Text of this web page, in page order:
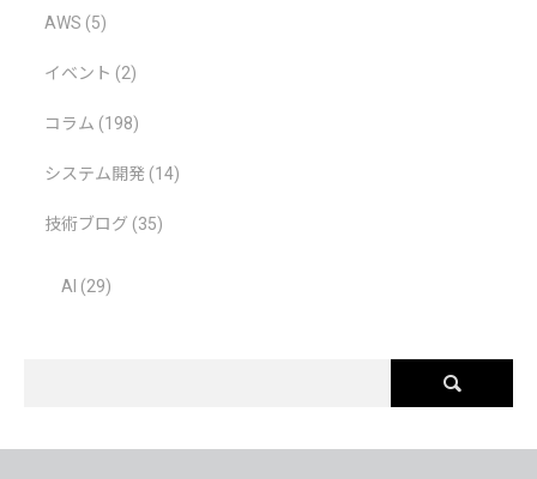
AWS (5)
イベント (2)
コラム (198)
システム開発 (14)
技術ブログ (35)
AI (29)